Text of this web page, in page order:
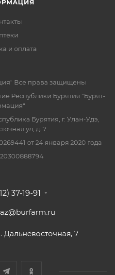
и оплата
Все права защищены
Республики Бурятия "Бурят-
Бурятия, г. Улан-Удэ,
ул, д. 7
от 24 января 2020 года
37-19-91
Дальневосточная, 7